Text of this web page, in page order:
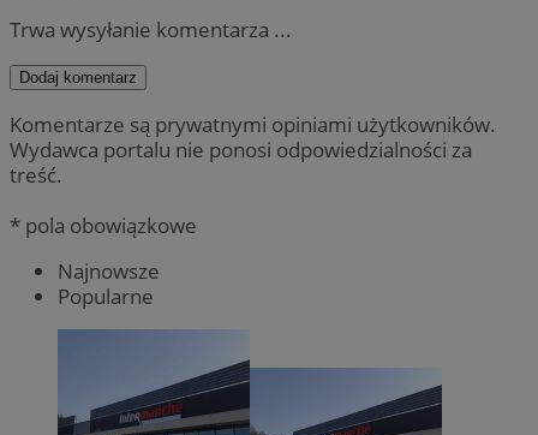
Trwa wysyłanie komentarza ...
Dodaj komentarz
Komentarze są prywatnymi opiniami użytkowników.
Wydawca portalu nie ponosi odpowiedzialności za
treść.
* pola obowiązkowe
Najnowsze
Popularne